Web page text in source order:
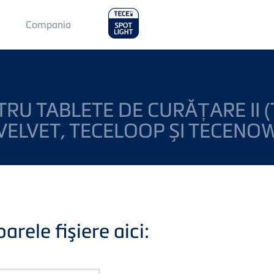
Main
Menu
2
Compania
TABLETE DE CURĂȚARE II
TECELOOP ȘI
fişiere aici: